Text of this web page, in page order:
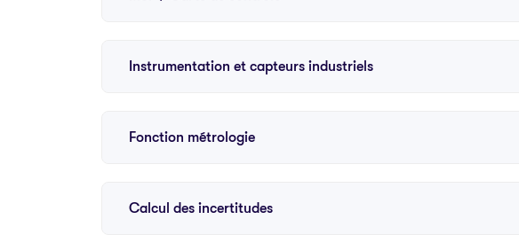
Instrumentation et capteurs industriels
Fonction métrologie
Calcul des incertitudes